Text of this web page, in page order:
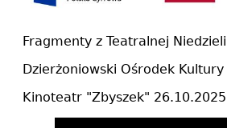
Fragmenty z Teatralnej
Dzierżoniowski Ośrodek Kultury
Kinoteatr "Zbyszek" 26.10.2025